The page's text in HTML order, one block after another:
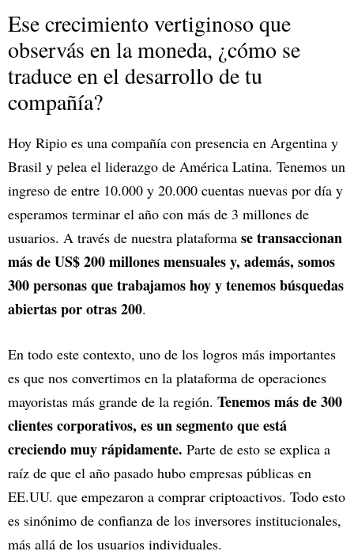
Ese crecimiento vertiginoso que
observás en la moneda, ¿cómo se
traduce en el desarrollo de tu
compañía?
Hoy Ripio es una compañía con presencia en Argentina y
Brasil y pelea el liderazgo de América Latina. Tenemos un
ingreso de entre 10.000 y 20.000 cuentas nuevas por día y
esperamos terminar el año con más de 3 millones de
usuarios. A través de nuestra plataforma se transaccionan
más de US$ 200 millones mensuales y, además, somos
300 personas que trabajamos hoy y tenemos búsquedas
abiertas por otras 200.
En todo este contexto, uno de los logros más importantes
es que nos convertimos en la plataforma de operaciones
mayoristas más grande de la región. Tenemos más de 300
clientes corporativos, es un segmento que está
creciendo muy rápidamente. Parte de esto se explica a
raíz de que el año pasado hubo empresas públicas en
EE.UU. que empezaron a comprar criptoactivos. Todo esto
es sinónimo de confianza de los inversores institucionales,
más allá de los usuarios individuales.